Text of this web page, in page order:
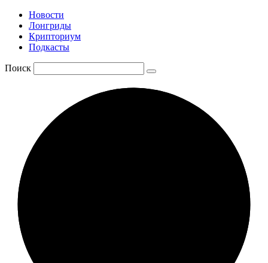
Новости
Лонгриды
Крипториум
Подкасты
Поиск